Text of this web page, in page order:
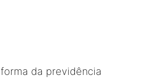
da previdência